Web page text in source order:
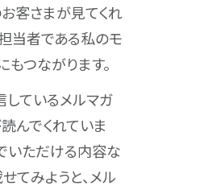
お客さまが見てくれ
当者である私のモ
もつながります。
ているメルマガ
んでくれていま
いただける内容な
てみようと、メル